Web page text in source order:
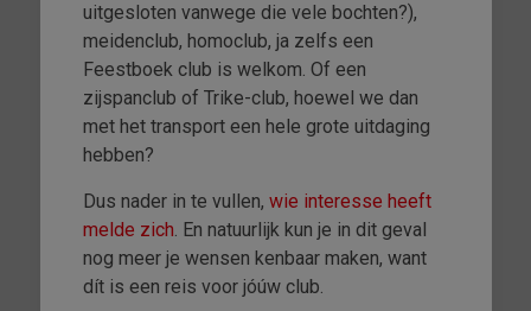
uitgesloten vanwege die vele bochten?),
meidenclub, homoclub, ja zelfs een
Feestboek club is welkom. Of een
zijspanclub of Trike-club, hoewel we dan
met het transport een hele grote uitdaging
hebben?
Dus nader in te vullen,wie interesse heeft
melde zich. En natuurlijk kun je in dit geval
nog meer je wensen kenbaar maken, want
dít is een reis voor jóúw club.